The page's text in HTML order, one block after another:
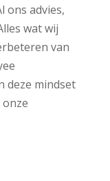
ons advies,
wat wij
van
deze mindset